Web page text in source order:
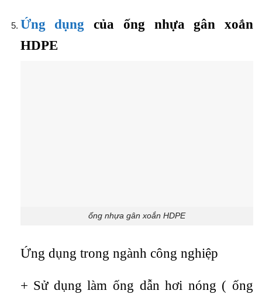
Ứng dụng của ống nhựa gân xoắn
HDPE
ống nhựa gân xoắn HDPE
Ứng dụng trong ngành công nghiệp
+ Sử dụng làm ống dẫn hơi nóng ( ống